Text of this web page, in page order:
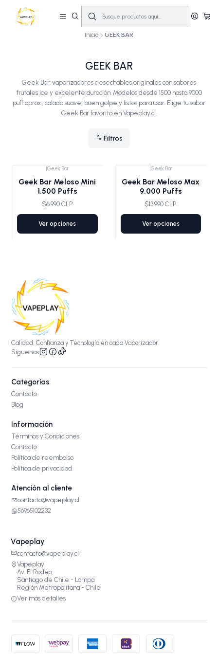
10% OFF primera compra! | Compra antes de las 14:00 y recíbelo el mismo
día en Santiago (Lun–Sáb)🚚💨
Inicio GEEK BAR
GEEK BAR
Geek Bar: vaporizadores desechables originales con sabores
frutales ice y excelente duración. Modelos desde 1500 hasta 9000
puff aprox., calada suave, buen golpe y listos para usar. Elige tu sabor
Geek Bar favorito en Vapeplay.cl.
Filtros
|Geek Bar
Geek Bar Meloso Mini
1.500 Puffs
$6.990 CLP
Ver opciones
Geek Bar
Geek Bar Meloso Max
9.000 Puffs
$13.990 CLP
Ver opciones
Calidad, Confianza y Tecnología en cada Vaporizador.
Síguenos
Categorías
Contacto
Blog
Información
Términos y Condiciones
Contacto
Política de reembolso
Política de privacidad
Atención al cliente
contacto@vapeplay.cl
56965102232
Vapeplay
contacto@vapeplay.cl
Vapeplay
Av. El Rodeo
Santiago de Chile - Lampa
Región Metropolitana - Chile
Ver más detalles